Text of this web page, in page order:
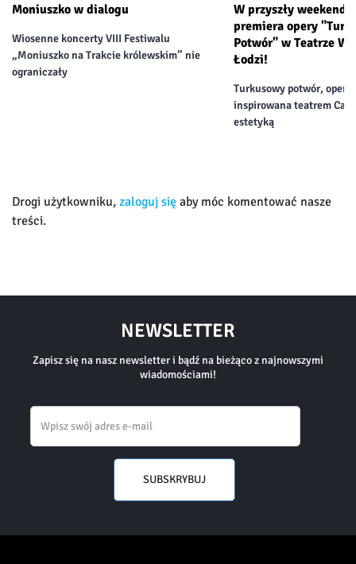
Moniuszko w dialogu
Wiosenne koncerty VIII Festiwalu
„Moniuszko na Trakcie królewskim” nie
ograniczały
W przyszły weekend
premiera opery
Potwór" w Teatrze
Łodzi!
Turkusowy potwór,
inspirowana teatrem
estetyką
Drogi użytkowniku, zaloguj się aby móc komentować nasze
treści.
NEWSLETTER
Zapisz się na nasz newsletter i bądź na bieżąco z najnowszymi
wiadomościami!
SUBSKRYBUJ